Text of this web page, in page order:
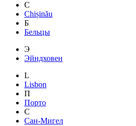
C
Chișinău
Б
Бельцы
Э
Эйндховен
L
Lisbon
П
Порто
С
Сан-Мигел